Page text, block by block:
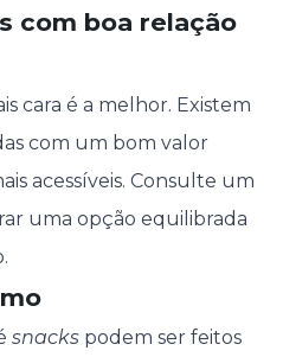
com boa relação
cara é a melhor. Existem
com um bom valor
acessíveis. Consulte um
uma opção equilibrada
snackspodem ser feitos